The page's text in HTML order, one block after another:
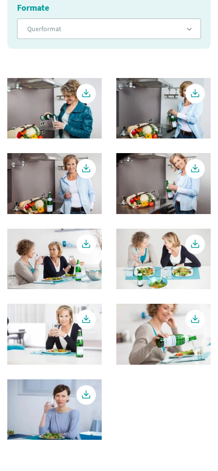
Formate
Querformat